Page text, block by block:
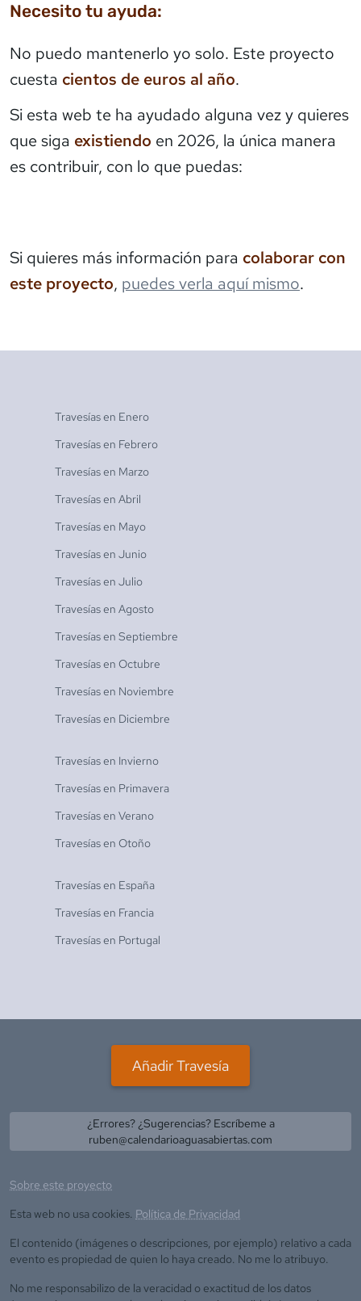
Necesito tu ayuda:
No puedo mantenerlo yo solo. Este proyecto
cuesta cientos de euros al año.
Si esta web te ha ayudado alguna vez y quieres
que siga existiendo en 2026, la única manera
es contribuir, con lo que puedas:
Si quieres más información para colaborar con
este proyecto, puedes verla aquí mismo.
Travesías en Enero
Travesías en Febrero
Travesías en Marzo
Travesías en Abril
Travesías en Mayo
Travesías en Junio
Travesías en Julio
Travesías en Agosto
Travesías en Septiembre
Travesías en Octubre
Travesías en Noviembre
Travesías en Diciembre
Travesías en Invierno
Travesías en Primavera
Travesías en Verano
Travesías en Otoño
Travesías en España
Travesías en Francia
Travesías en Portugal
Añadir Travesía
¿Errores? ¿Sugerencias? Escríbeme a
ruben@calendarioaguasabiertas.com
Sobre este proyecto
Esta web no usa cookies. Política de Privacidad
El contenido (imágenes o descripciones, por ejemplo) relativo a cada
evento es propiedad de quien lo haya creado. No me lo atribuyo.
No me responsabilizo de la veracidad o exactitud de los datos